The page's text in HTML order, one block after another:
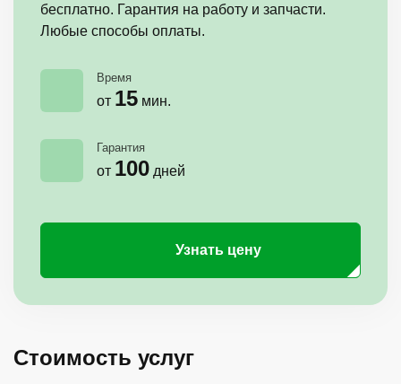
бесплатно. Гарантия на работу и запчасти.
Любые способы оплаты.
Время
от 15 мин.
Гарантия
от 100 дней
Узнать цену
Стоимость услуг